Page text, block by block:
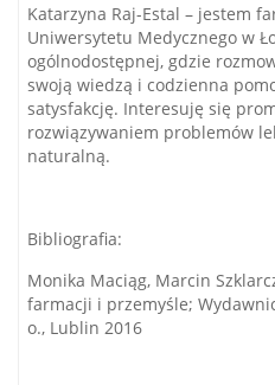
Katarzyna Raj-Estal – jestem
Uniwersytetu Medycznego w
ogólnodostępnej, gdzie
swoją wiedzą i codzienna
satysfakcję. Interesuję się
rozwiązywaniem problemów
naturalną.
Bibliografia:
Monika Maciąg, Marcin
farmacji i przemyśle;
o., Lublin 2016